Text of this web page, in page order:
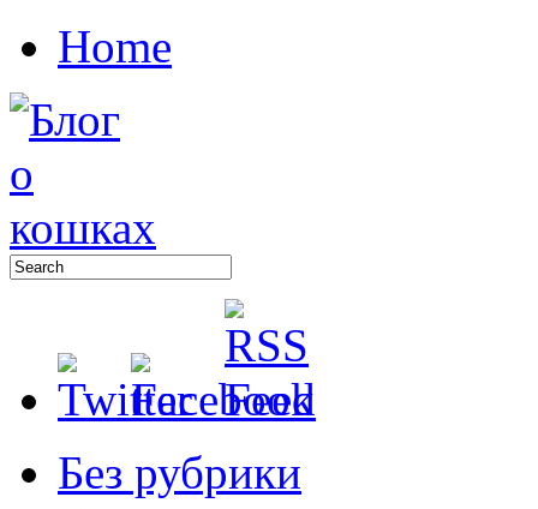
Home
Без рубрики